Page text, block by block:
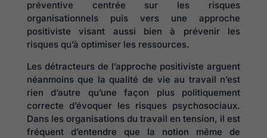
préventive centrée sur les risques
organisationnels puis vers une approche
positiviste visant aussi bien à prévenir les
risques qu’à optimiser les ressources.
Les détracteurs de l’approche positiviste arguent
néanmoins que la qualité de vie au travail n’est
rien d’autre qu’une façon plus politiquement
correcte d’évoquer les risques psychosociaux.
Dans les organisations du travail en tension, il est
fréquent d’entendre que la notion même de